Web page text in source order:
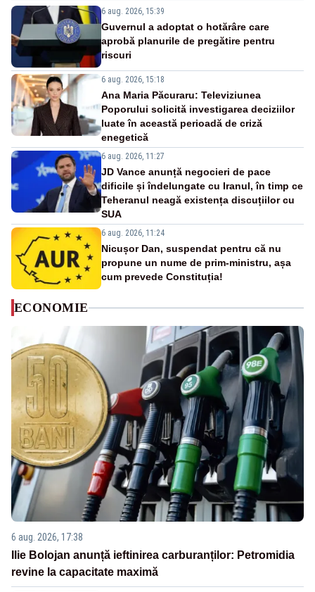
6 aug. 2026, 15:39
Guvernul a adoptat o hotărâre care
aprobă planurile de pregătire pentru
riscuri
6 aug. 2026, 15:18
Ana Maria Păcuraru: Televiziunea
Poporului solicită investigarea deciziilor
luate în această perioadă de criză
enegetică
6 aug. 2026, 11:27
JD Vance anunță negocieri de pace
dificile și îndelungate cu Iranul, în timp ce
Teheranul neagă existența discuțiilor cu
SUA
6 aug. 2026, 11:24
Nicușor Dan, suspendat pentru că nu
propune un nume de prim-ministru, așa
cum prevede Constituția!
ECONOMIE
6 aug. 2026, 17:38
Ilie Bolojan anunță ieftinirea carburanților: Petromidia
revine la capacitate maximă